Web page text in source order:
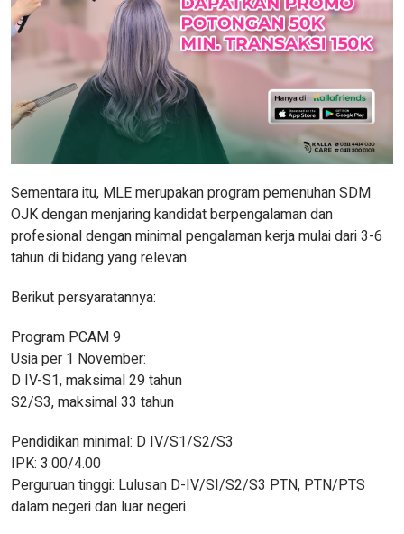
Sementara itu, MLE merupakan program pemenuhan SDM
OJK dengan menjaring kandidat berpengalaman dan
profesional dengan minimal pengalaman kerja mulai dari 3-6
tahun di bidang yang relevan.
Berikut persyaratannya:
Program PCAM 9
Usia per 1 November:
D IV-S1, maksimal 29 tahun
S2/S3, maksimal 33 tahun
Pendidikan minimal: D IV/S1/S2/S3
IPK: 3.00/4.00
Perguruan tinggi: Lulusan D-IV/SI/S2/S3 PTN, PTN/PTS
dalam negeri dan luar negeri